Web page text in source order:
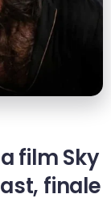
film Sky
finale